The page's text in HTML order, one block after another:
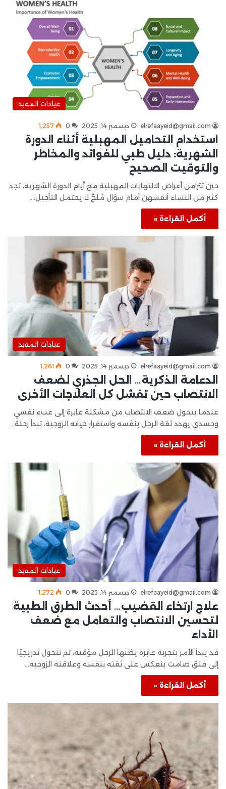
عيادات المفيد
elrefaayeid@gmail.com ديسمبر 14, 2025 0 1٬257
استخدام التحاميل المهبلية أثناء الدورة
الشهرية: دليل طبي للفوائد والمخاطر
والتوقيت الصحيح
حين تتزامن أعراض الالتهابات المهبلية مع أيام الدورة الشهرية، تجد
كثير من النساء أنفسهن أمام سؤال مُلحّ لا يحتمل التأجيل:…
أكمل القراءة »
عيادات المفيد
elrefaayeid@gmail.com ديسمبر 14, 2025 0 1٬261
الدعامة الذكرية… الحل الجذري لضعف
الانتصاب حين تفشل كل العلاجات الأخرى
عندما يتحول ضعف الانتصاب من مشكلة عابرة إلى عبء نفسي
وجسدي يهدد ثقة الرجل بنفسه واستقرار حياته الزوجية، تبدأ رحلة…
أكمل القراءة »
عيادات المفيد
elrefaayeid@gmail.com ديسمبر 14, 2025 0 1٬272
علاج ارتخاء القضيب… أحدث الطرق الطبية
لتحسين الانتصاب والتعامل مع ضعف
الأداء
قد يبدأ الأمر بتجربة عابرة يظنها الرجل مؤقتة، ثم تتحول تدريجيًا
إلى قلق صامت ينعكس على ثقته بنفسه وعلاقته الزوجية…
أكمل القراءة »